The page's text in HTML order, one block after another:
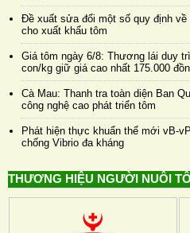
Đề xuất sửa đổi một số quy định
cho xuất khẩu tôm
Giá tôm ngày 6/8: Thương lái duy
con/kg giữ giá cao nhất 175.000
Cà Mau: Thanh tra toàn diện Ban
công nghệ cao phát triển tôm
Phát hiện thực khuẩn thể mới vB-
chống Vibrio đa kháng
THƯƠNG HIỆU NGƯỜI NUÔI